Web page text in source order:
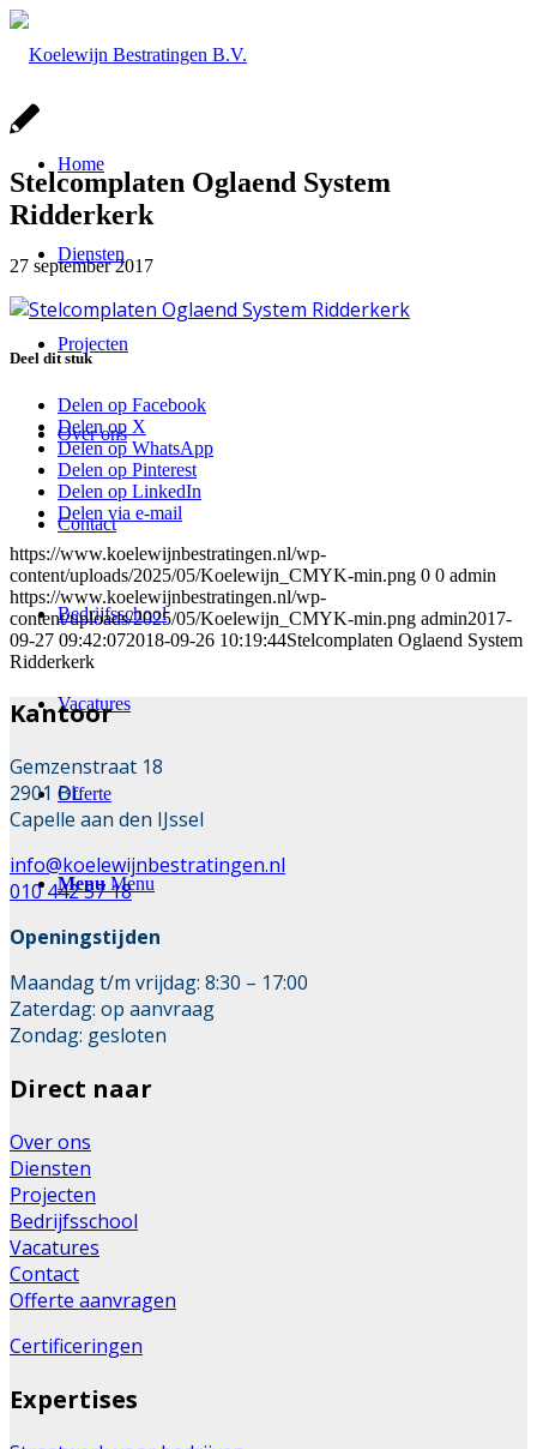
Home
Diensten
Projecten
Over ons
Contact
Bedrijfsschool
Vacatures
Offerte
Menu Menu
Stelcomplaten Oglaend System
Ridderkerk
27 september 2017
Deel dit stuk
Delen op Facebook
Delen op X
Delen op WhatsApp
Delen op Pinterest
Delen op LinkedIn
Delen via e-mail
https://www.koelewijnbestratingen.nl/wp-
content/uploads/2025/05/Koelewijn_CMYK-min.png 0 0 admin
https://www.koelewijnbestratingen.nl/wp-
content/uploads/2025/05/Koelewijn_CMYK-min.png admin2017-
09-27 09:42:072018-09-26 10:19:44Stelcomplaten Oglaend System
Ridderkerk
Kantoor
Gemzenstraat 18
2901 BL
Capelle aan den IJssel
info@koelewijnbestratingen.nl
010 442 57 18
Openingstijden
Maandag t/m vrijdag: 8:30 – 17:00
Zaterdag: op aanvraag
Zondag: gesloten
Direct naar
Over ons
Diensten
Projecten
Bedrijfsschool
Vacatures
Contact
Offerte aanvragen
Certificeringen
Expertises